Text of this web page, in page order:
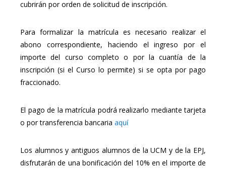
cubrirán por orden de solicitud de inscripción.
Para formalizar la matrícula es necesario realizar el
abono correspondiente, haciendo el ingreso por el
importe del curso completo o por la cuantía de la
inscripción (si el Curso lo permite) si se opta por pago
fraccionado.
El pago de la matrícula podrá realizarlo mediante tarjeta
o por transferencia bancaria aquí
Los alumnos y antiguos alumnos de la UCM y de la EPJ,
disfrutarán de una bonificación del 10% en el importe de